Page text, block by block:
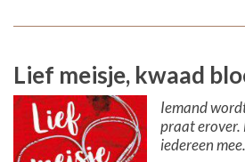
Lief meisje, kwaad
Iemand
praat
iedereen